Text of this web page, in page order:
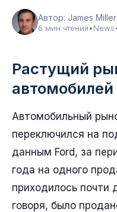
Автор: James Miller
6 мин чтения•News
Растущий
Автомобильный
переключился на
данным Ford, за
года на одного
приходилось
говоря, было